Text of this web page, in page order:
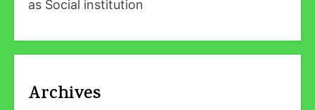
as Social institution
Archives